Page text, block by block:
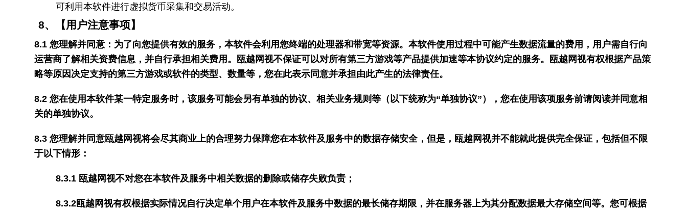
可利用本软件进行虚拟货币采集和交易活动。
8、【用户注意事项】
8.1您理解并同意：为了向您提供有效的服务，本软件会利用您终端的处理器和带宽等资源。本软件使用过程中可能产生数据流量的费用，用户需自行向
运营商了解相关资费信息，并自行承担相关费用。瓯越网视不保证可以对所有第三方游戏等产品提供加速等本协议约定的服务。瓯越网视有权根据产品策
略等原因决定支持的第三方游戏或软件的类型、数量等，您在此表示同意并承担由此产生的法律责任。
8.2您在使用本软件某一特定服务时，该服务可能会另有单独的协议、相关业务规则等（以下统称为“单独协议”），您在使用该项服务前请阅读并同意相
关的单独协议。
8.3您理解并同意瓯越网视将会尽其商业上的合理努力保障您在本软件及服务中的数据存储安全，但是，瓯越网视并不能就此提供完全保证，包括但不限
于以下情形：
8.3.1 瓯越网视不对您在本软件及服务中相关数据的删除或储存失败负责；
8.3.2瓯越网视有权根据实际情况自行决定单个用户在本软件及服务中数据的最长储存期限，并在服务器上为其分配数据最大存储空间等。您可根据